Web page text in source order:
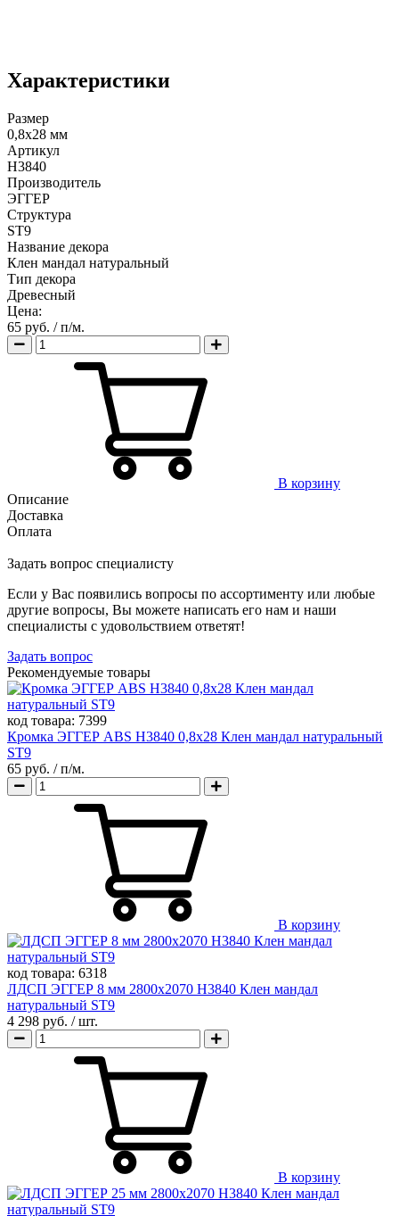
Характеристики
Размер
0,8х28 мм
Артикул
H3840
Производитель
ЭГГЕР
Структура
ST9
Название декора
Клен мандал натуральный
Тип декора
Древесный
Цена:
65 руб. / п/м.
В корзину
Описание
Доставка
Оплата
Задать вопрос специалисту
Если у Вас появились вопросы по ассортименту или любые
другие вопросы, Вы можете написать его нам и наши
специалисты с удовольствием ответят!
Задать вопрос
Рекомендуемые товары
код товара: 7399
Кромка ЭГГЕР ABS H3840 0,8х28 Клен мандал натуральный
ST9
65 руб. / п/м.
В корзину
код товара: 6318
ЛДСП ЭГГЕР 8 мм 2800х2070 H3840 Клен мандал
натуральный ST9
4 298 руб. / шт.
В корзину